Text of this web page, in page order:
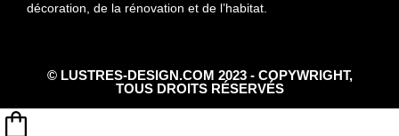
décoration, de la rénovation et de l’habitat.
© LUSTRES-DESIGN.COM 2023 - COPYWRIGHT,
TOUS DROITS RÉSERVÉS